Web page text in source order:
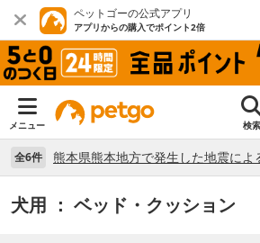
ペットゴーの公式アプリ
アプリからの購入でポイント2倍
メニュー 検索
全6件
犬用 ： ベッド・クッション